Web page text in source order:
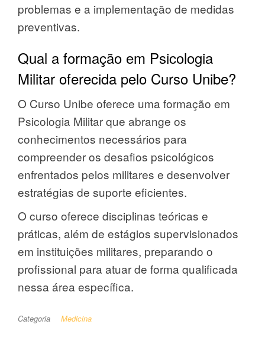
problemas e a implementação de medidas
preventivas.
Qual a formação em Psicologia
Militar oferecida pelo Curso Unibe?
O Curso Unibe oferece uma formação em
Psicologia Militar que abrange os
conhecimentos necessários para
compreender os desafios psicológicos
enfrentados pelos militares e desenvolver
estratégias de suporte eficientes.
O curso oferece disciplinas teóricas e
práticas, além de estágios supervisionados
em instituições militares, preparando o
profissional para atuar de forma qualificada
nessa área específica.
Categoria Medicina